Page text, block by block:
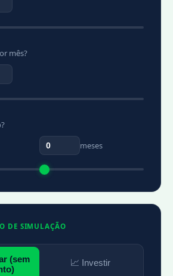
mês?
meses
DE SIMULAÇÃO
(sem
📈 Investir